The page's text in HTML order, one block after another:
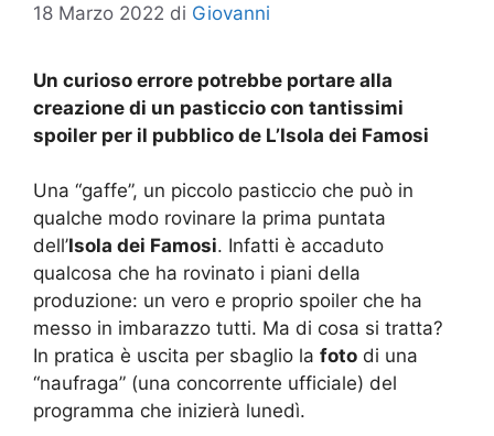
18 Marzo 2022 di Giovanni
Un curioso errore potrebbe portare alla
creazione di un pasticcio con tantissimi
spoiler per il pubblico de L’Isola dei Famosi
Una “gaffe”, un piccolo pasticcio che può in
qualche modo rovinare la prima puntata
dell’Isola dei Famosi. Infatti è accaduto
qualcosa che ha rovinato i piani della
produzione: un vero e proprio spoiler che ha
messo in imbarazzo tutti. Ma di cosa si tratta?
In pratica è uscita per sbaglio la foto di una
“naufraga” (una concorrente ufficiale) del
programma che inizierà lunedì.